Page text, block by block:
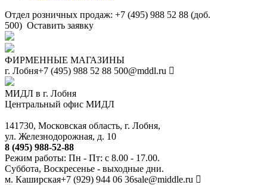
Отдел розничных продаж: +7 (495) 988 52 88 (доб.
500) Оставить заявку
ФИРМЕННЫЕ МАГАЗИНЫ
г. Лобня+7 (495) 988 52 88 500@mddl.ru
МИДЛ в г. Лобня
Центральный офис МИДЛ
141730, Московская область, г. Лобня,
ул. Железнодорожная, д. 10
8 (495) 988-52-88
Режим работы: Пн - Пт: с 8.00 - 17.00.
Суббота, Воскресенье - выходные дни.
м. Каширская+7 (929) 944 06 36sale@middle.ru